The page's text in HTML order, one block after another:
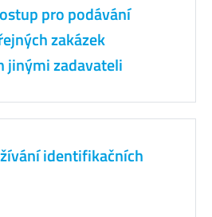
pro podávání
zakázek
jinými zadavateli
identifikačních